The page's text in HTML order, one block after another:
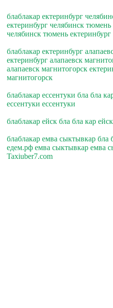
блаблакар ектеринбург
ектеринбург челябинск
челябинск тюмень
блаблакар ектеринбург
ектеринбург алапаевск
алапаевск магнитогорск
магнитогорск
блаблакар ессентуки бла бла
ессентуки ессентуки
блаблакар ейск бла бла кар
блаблакар емва сыктывкар бла
едем.рф емва сыктывкар емва
Taxiuber7.com